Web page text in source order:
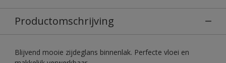
Productomschrijving
Blijvend mooie zijdeglans binnenlak. Perfecte vloei en